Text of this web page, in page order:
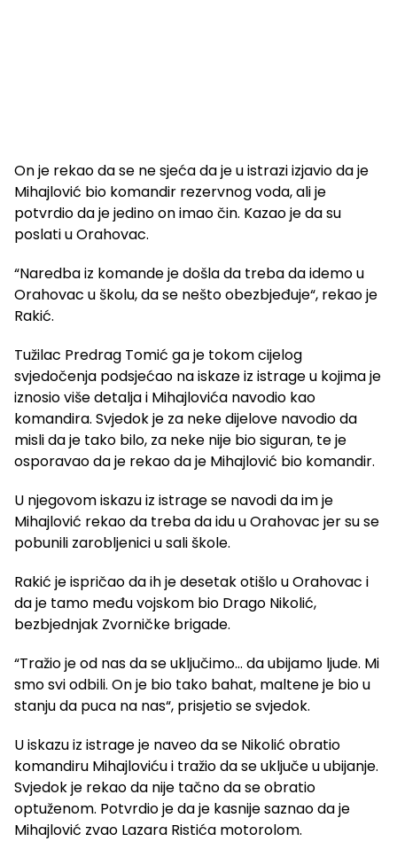
On je rekao da se ne sjeća da je u istrazi izjavio da je
Mihajlović bio komandir rezervnog voda, ali je
potvrdio da je jedino on imao čin. Kazao je da su
poslati u Orahovac.
“Naredba iz komande je došla da treba da idemo u
Orahovac u školu, da se nešto obezbjeđuje“, rekao je
Rakić.
Tužilac Predrag Tomić ga je tokom cijelog
svjedočenja podsjećao na iskaze iz istrage u kojima je
iznosio više detalja i Mihajlovića navodio kao
komandira. Svjedok je za neke dijelove navodio da
misli da je tako bilo, za neke nije bio siguran, te je
osporavao da je rekao da je Mihajlović bio komandir.
U njegovom iskazu iz istrage se navodi da im je
Mihajlović rekao da treba da idu u Orahovac jer su se
pobunili zarobljenici u sali škole.
Rakić je ispričao da ih je desetak otišlo u Orahovac i
da je tamo među vojskom bio Drago Nikolić,
bezbjednjak Zvorničke brigade.
“Tražio je od nas da se uključimo… da ubijamo ljude. Mi
smo svi odbili. On je bio tako bahat, maltene je bio u
stanju da puca na nas“, prisjetio se svjedok.
U iskazu iz istrage je naveo da se Nikolić obratio
komandiru Mihajloviću i tražio da se uključe u ubijanje.
Svjedok je rekao da nije tačno da se obratio
optuženom. Potvrdio je da je kasnije saznao da je
Mihajlović zvao Lazara Ristića motorolom.